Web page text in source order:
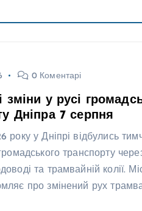
0 Коментарі
зміни у русі
Дніпра 7 серпня
року у Дніпрі відбулись
транспорту
та трамвайній колії.
про змінений рух